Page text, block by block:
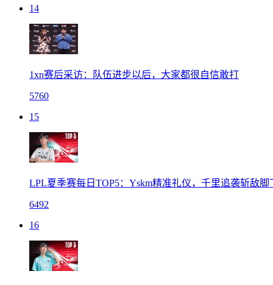
14
1xn赛后采访：队伍进步以后，大家都很自信敢打
5760
15
LPL夏季赛每日TOP5：Yskm精准礼仪，千里追袭斩敌脚
6492
16